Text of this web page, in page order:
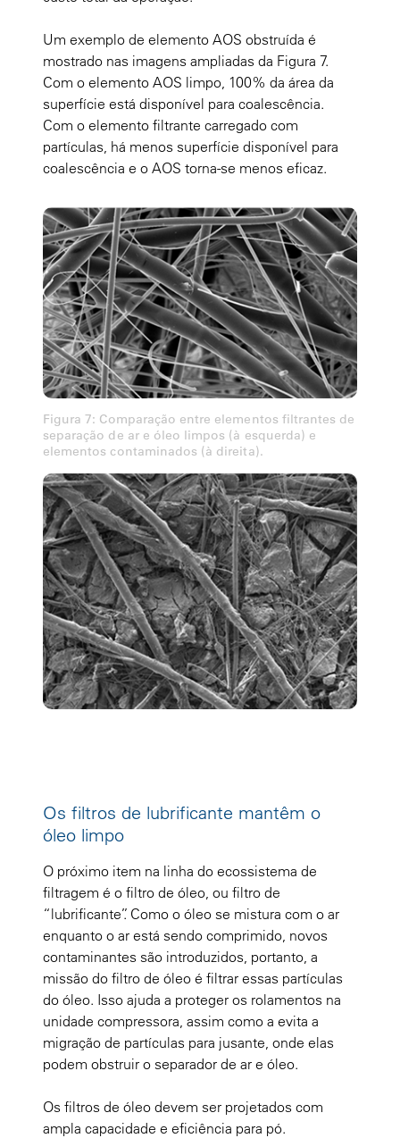
Um exemplo de elemento AOS obstruída é
mostrado nas imagens ampliadas da Figura 7.
Com o elemento AOS limpo, 100% da área da
superfície está disponível para coalescência.
Com o elemento filtrante carregado com
partículas, há menos superfície disponível para
coalescência e o AOS torna-se menos eficaz.
Figura 7: Comparação entre elementos filtrantes de
separação de ar e óleo limpos (à esquerda) e
elementos contaminados (à direita).
Os filtros de lubrificante mantêm o
óleo limpo
O próximo item na linha do ecossistema de
filtragem é o filtro de óleo, ou filtro de
“lubrificante”. Como o óleo se mistura com o ar
enquanto o ar está sendo comprimido, novos
contaminantes são introduzidos, portanto, a
missão do filtro de óleo é filtrar essas partículas
do óleo. Isso ajuda a proteger os rolamentos na
unidade compressora, assim como a evita a
migração de partículas para jusante, onde elas
podem obstruir o separador de ar e óleo.
Os filtros de óleo devem ser projetados com
ampla capacidade e eficiência para pó.